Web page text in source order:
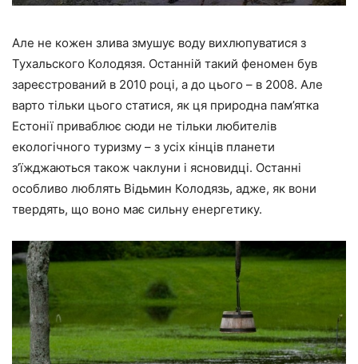
Але не кожен злива змушує воду вихлюпуватися з
Тухальского Колодязя. Останній такий феномен був
зареєстрований в 2010 році, а до цього – в 2008. Але
варто тільки цього статися, як ця природна пам’ятка
Естонії приваблює сюди не тільки любителів
екологічного туризму – з усіх кінців планети
з’їжджаються також чаклуни і ясновидці. Останні
особливо люблять Відьмин Колодязь, адже, як вони
твердять, що воно має сильну енергетику.